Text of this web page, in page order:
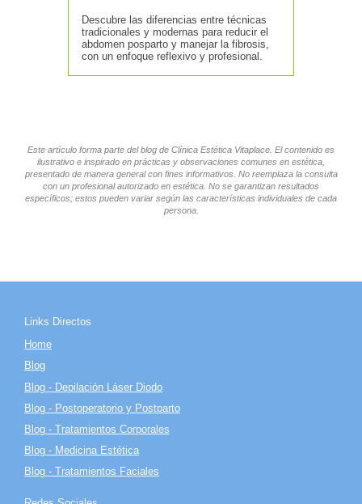
Descubre las diferencias entre técnicas
tradicionales y modernas para reducir el
abdomen posparto y manejar la fibrosis,
con un enfoque reflexivo y profesional.
Este artículo forma parte del blog de Clínica Estética Vitaplace. El contenido es
ilustrativo e inspirado en prácticas y observaciones comunes en estética,
presentado de manera general con fines informativos. No reemplaza la consulta
con un profesional autorizado en estética. No se garantizan resultados
específicos; estos pueden variar según las características individuales de cada
persona.
Links Directos
Home
Blog
Blog - Depilación Láser Diodo
Blog - Postoperatorio y Postparto
Blog - Tratamientos Corporales
Blog - Medicina Estética
Blog - Tratamientos Faciales